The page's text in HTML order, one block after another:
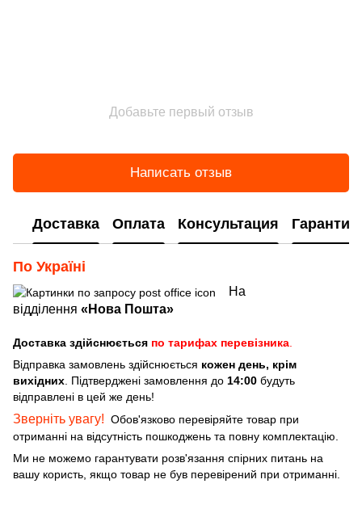
Добавьте первый отзыв
Написать отзыв
Доставка Оплата Консультация Гарантия
По Україні
На
відділення «Нова Пошта»
Доставка здійснюється по тарифах перевізника
Відправка замовлень здійснюється кожен день, крім
вихідних . Підтверджені замовлення до 14:00 будуть
відправлені в цей же день!
Зверніть увагу! Обов'язково перевіряйте товар при
отриманні на відсутність пошкоджень та повну комплектацію.
Ми не можемо гарантувати розв'язання спірних питань на
вашу користь, якщо товар не був перевірений при отриманні.